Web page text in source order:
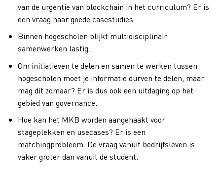
van de urgentie van blockchain in het curriculum? Er is
een vraag naar goede casestudies.
Binnen hogescholen blijkt multidisciplinair
samenwerken lastig.
Om initiatieven te delen en samen te werken tussen
hogescholen moet je informatie durven te delen, maar
mag dit zomaar? Er is dus ook een uitdaging op het
gebied van governance.
Hoe kan het MKB worden aangehaakt voor
stageplekken en usecases? Er is een
matchingprobleem. De vraag vanuit bedrijfsleven is
vaker groter dan vanuit de student.